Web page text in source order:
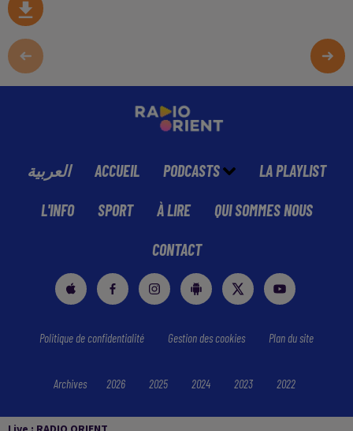
العربية ACCUEIL PODCASTS LA PLAYLIST
L'INFO SPORT À LIRE QUI SOMMES NOUS
CONTACT
Politique de confidentialité Gestion des cookies Plan du site
Archives 2026 2025 2024 2023 2022